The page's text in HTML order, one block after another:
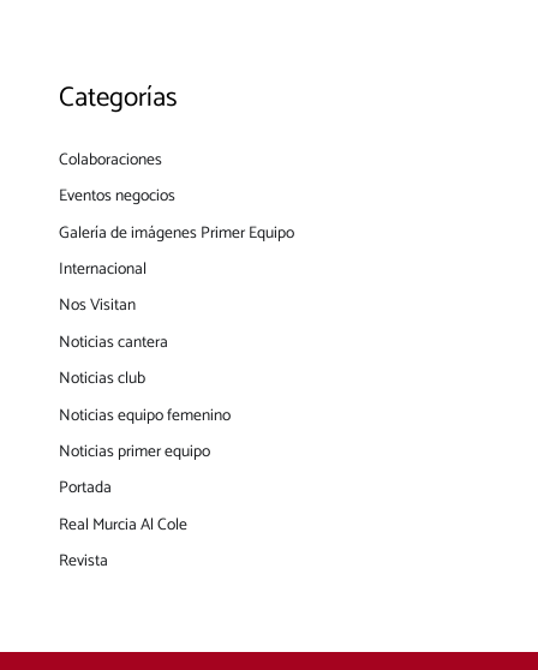
Categorías
Colaboraciones
Eventos negocios
Galería de imágenes Primer Equipo
Internacional
Nos Visitan
Noticias cantera
Noticias club
Noticias equipo femenino
Noticias primer equipo
Portada
Real Murcia Al Cole
Revista